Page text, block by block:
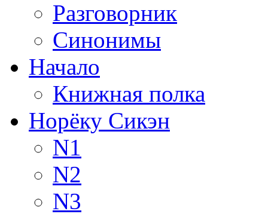
Разговорник
Синонимы
Начало
Книжная полка
Норёку Сикэн
N1
N2
N3